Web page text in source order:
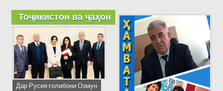
Тоҷикистон ва ҷаҳон
Дар Русия ғолибони Озмун